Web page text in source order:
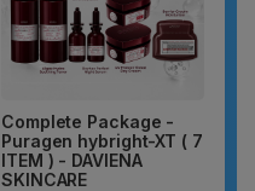
Complete Package -
Puragen hybright-XT ( 7
ITEM ) - DAVIENA
SKINCARE